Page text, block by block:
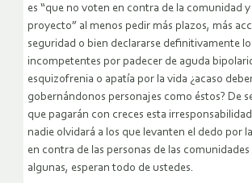
es “que no voten en contra de la comunidad
proyecto” al menos pedir más plazos, más
seguridad o bien declararse definitivamente
incompetentes por padecer de aguda
esquizofrenia o apatía por la vida ¿acaso
gobernándonos personajes como éstos? De
que pagarán con creces esta
nadie olvidará a los que levanten el dedo por
en contra de las personas de las comunidades
algunas, esperan todo de ustedes.